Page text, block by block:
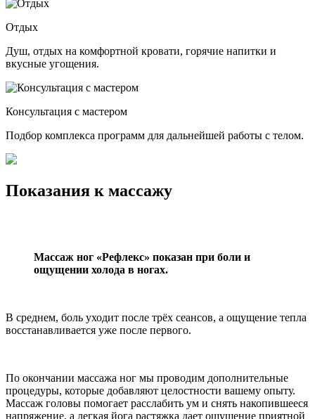
Отдых
Душ, отдых на комфортной кровати, горячие напитки и
вкусные угощения.
Консультация с мастером
Подбор комплекса программ для дальнейшей работы с телом.
Показания к массажу
Массаж ног «Рефлекс» показан при боли и
ощущении холода в ногах.
В среднем, боль уходит после трёх сеансов, а ощущение тепла
восстанавливается уже после первого.
По окончании массажа ног мы проводим дополнительные
процедуры, которые добавляют целостности вашему опыту.
Массаж головы помогает расслабить ум и снять накопившееся
напряжение, а легкая йога растяжка дает ощущение приятной